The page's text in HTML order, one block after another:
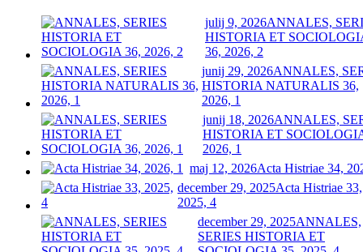
julij 9, 2026ANNALES,
HISTORIA ET
36, 2026, 2
junij 29, 2026ANNALES,
HISTORIA NATURALIS 36,
2026, 1
junij 18, 2026ANNALES,
HISTORIA ET
2026, 1
maj 12, 2026Acta Histriae 34,
december 29, 2025Acta Histriae 33,
2025, 4
december 29, 2025ANNALES,
SERIES HISTORIA ET